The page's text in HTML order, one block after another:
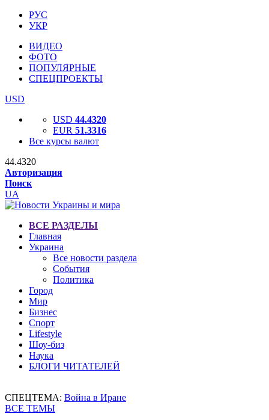
РУС
УКР
ВИДЕО
ФОТО
ПОПУЛЯРНЫЕ
СПЕЦПРОЕКТЫ
USD
USD 44.4320
EUR 51.3316
Все курсы валют
44.4320
Авторизация
Поиск
UA
ВСЕ РАЗДЕЛЫ
Главная
Украина
Все новости раздела
События
Политика
Город
Мир
Бизнес
Спорт
Lifestyle
Шоу-биз
Наука
БЛОГИ ЧИТАТЕЛЕЙ
СПЕЦТЕМА: Война в Иране
ВСЕ ТЕМЫ